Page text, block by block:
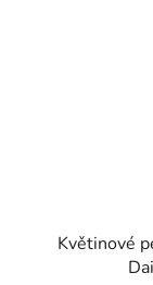
Květinové